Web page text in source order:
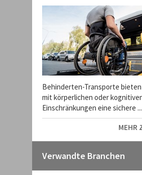
Behinderten-Transporte
mit körperlichen oder
Einschränkungen eine sichere ...
MEHR
Verwandte Branchen